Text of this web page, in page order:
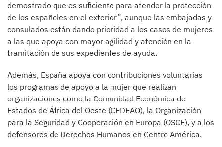
demostrado que es suficiente para atender la protección
de los españoles en el exterior”, aunque las embajadas y
consulados están dando prioridad a los casos de mujeres
a las que apoya con mayor agilidad y atención en la
tramitación de sus expedientes de ayuda.
Además, España apoya con contribuciones voluntarias
los programas de apoyo a la mujer que realizan
organizaciones como la Comunidad Económica de
Estados de África del Oeste (CEDEAO), la Organización
para la Seguridad y Cooperación en Europa (OSCE), y a los
defensores de Derechos Humanos en Centro América.